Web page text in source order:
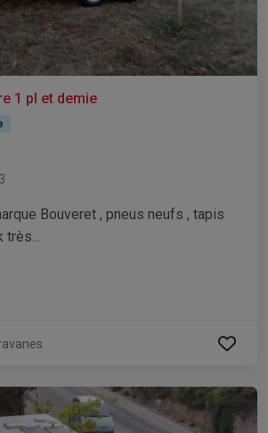
1 pl et demie
Bouveret , pneus neufs , tapis
très...